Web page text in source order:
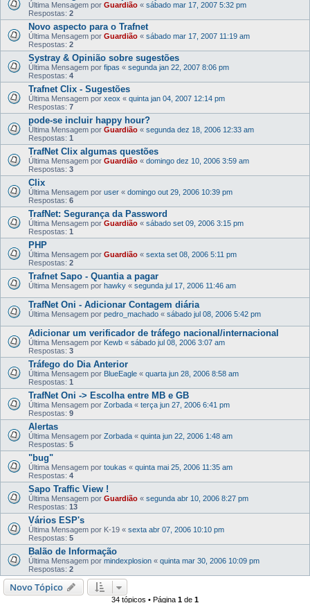
Última Mensagem por Guardião « sábado mar 17, 2007 5:32 pm
Respostas: 2
Novo aspecto para o Trafnet
Última Mensagem por Guardião « sábado mar 17, 2007 11:19 am
Respostas: 2
Systray & Opinião sobre sugestões
Última Mensagem por fipas « segunda jan 22, 2007 8:06 pm
Respostas: 4
Trafnet Clix - Sugestões
Última Mensagem por xeox « quinta jan 04, 2007 12:14 pm
Respostas: 7
pode-se incluir happy hour?
Última Mensagem por Guardião « segunda dez 18, 2006 12:33 am
Respostas: 1
TrafNet Clix algumas questões
Última Mensagem por Guardião « domingo dez 10, 2006 3:59 am
Respostas: 3
Clix
Última Mensagem por user « domingo out 29, 2006 10:39 pm
Respostas: 6
TrafNet: Segurança da Password
Última Mensagem por Guardião « sábado set 09, 2006 3:15 pm
Respostas: 1
PHP
Última Mensagem por Guardião « sexta set 08, 2006 5:11 pm
Respostas: 2
Trafnet Sapo - Quantia a pagar
Última Mensagem por hawky « segunda jul 17, 2006 11:46 am
TrafNet Oni - Adicionar Contagem diária
Última Mensagem por pedro_machado « sábado jul 08, 2006 5:42 pm
Adicionar um verificador de tráfego nacional/internacional
Última Mensagem por Kewb « sábado jul 08, 2006 3:07 am
Respostas: 3
Tráfego do Dia Anterior
Última Mensagem por BlueEagle « quarta jun 28, 2006 8:58 am
Respostas: 1
TrafNet Oni -> Escolha entre MB e GB
Última Mensagem por Zorbada « terça jun 27, 2006 6:41 pm
Respostas: 9
Alertas
Última Mensagem por Zorbada « quinta jun 22, 2006 1:48 am
Respostas: 5
"bug"
Última Mensagem por toukas « quinta mai 25, 2006 11:35 am
Respostas: 4
Sapo Traffic View !
Última Mensagem por Guardião « segunda abr 10, 2006 8:27 pm
Respostas: 13
Vários ESP's
Última Mensagem por K-19 « sexta abr 07, 2006 10:10 pm
Respostas: 5
Balão de Informação
Última Mensagem por mindexplosion « quinta mar 30, 2006 10:09 pm
Respostas: 2
Novo Tópico
34 tópicos • Página 1 de 1